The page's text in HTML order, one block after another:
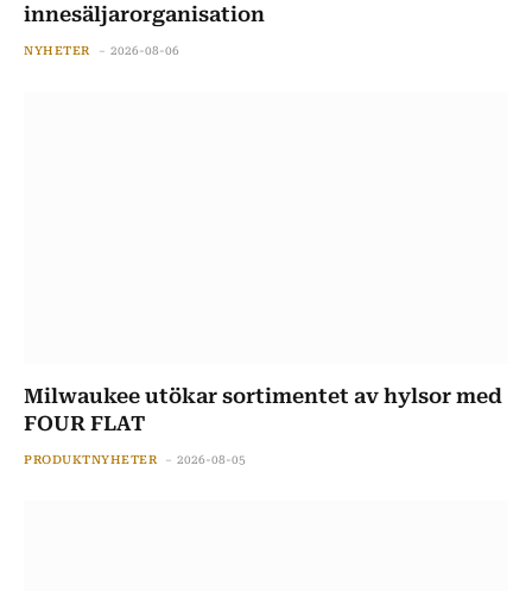
innesäljarorganisation
NYHETER 2026-08-06
Milwaukee utökar sortimentet av hylsor med
FOUR FLAT
PRODUKTNYHETER 2026-08-05